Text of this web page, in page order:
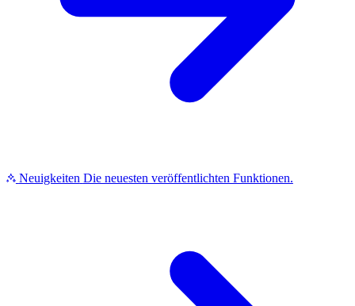
Neuigkeiten Die neuesten veröffentlichten Funktionen.